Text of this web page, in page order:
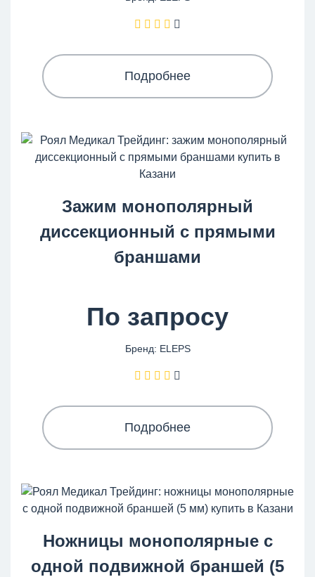
Подробнее
Зажим монополярный
диссекционный с прямыми
браншами
По запросу
Бренд: ELEPS
Подробнее
Ножницы монополярные с
одной подвижной браншей (5